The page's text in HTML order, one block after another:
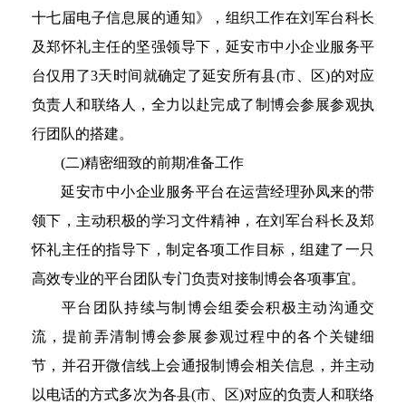
十七届电子信息展的通知》，组织工作在刘军台科长
及郑怀礼主任的坚强领导下，延安市中小企业服务平
台仅用了3天时间就确定了延安所有县(市、区)的对应
负责人和联络人，全力以赴完成了制博会参展参观执
行团队的搭建。
(二)精密细致的前期准备工作
延安市中小企业服务平台在运营经理孙凤来的带
领下，主动积极的学习文件精神，在刘军台科长及郑
怀礼主任的指导下，制定各项工作目标，组建了一只
高效专业的平台团队专门负责对接制博会各项事宜。
平台团队持续与制博会组委会积极主动沟通交
流，提前弄清制博会参展参观过程中的各个关键细
节，并召开微信线上会通报制博会相关信息，并主动
以电话的方式多次为各县(市、区)对应的负责人和联络